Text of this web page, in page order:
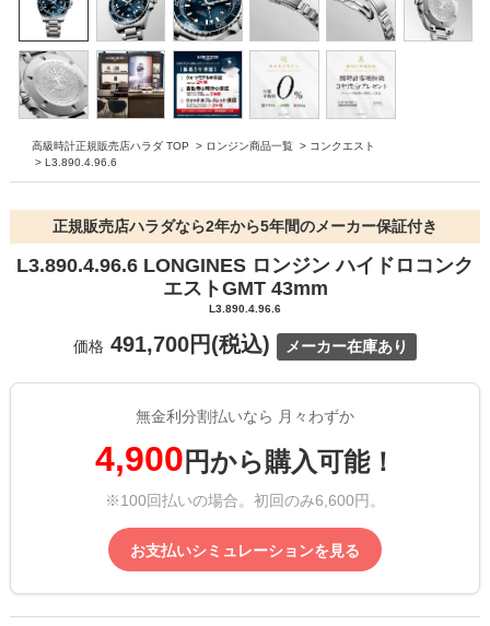
高級時計正規販売店ハラダ TOP > ロンジン商品一覧 > コンクエスト
> L3.890.4.96.6
正規販売店ハラダなら2年から5年間のメーカー保証付き
L3.890.4.96.6 LONGINES ロンジン ハイドロコンク
エストGMT 43mm
L3.890.4.96.6
価格 491,700円(税込) メーカー在庫あり
無金利分割払いなら 月々わずか
4,900 円から購入可能！
※100回払いの場合。初回のみ6,600円。
お支払いシミュレーションを見る